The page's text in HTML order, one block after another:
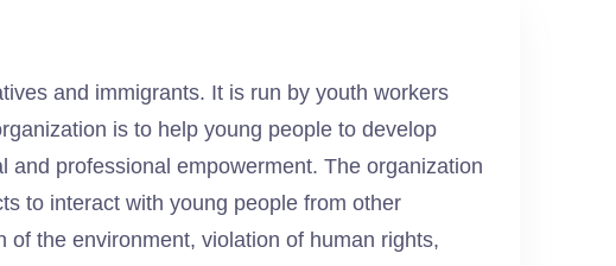
and immigrants. It is run by youth workers
is to help young people to develop
professional empowerment. The organization
to interact with young people from other
the environment, violation of human rights,